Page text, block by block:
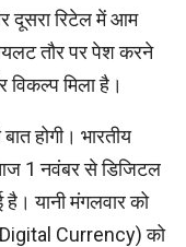
दूसरा रिटेल में आम
तौर पर पेश करने
मिला है।
होगी। भारतीय
1 नवंबर से डिजिटल
यानी मंगलवार को
Currency) को